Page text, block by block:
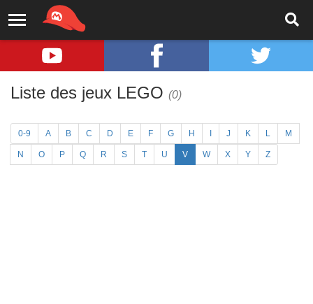
Liste des jeux LEGO (0)
0-9 A B C D E F G H J K L M
N O P Q R S T U V W X Y Z